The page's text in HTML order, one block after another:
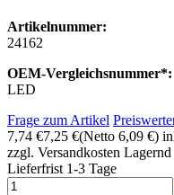
Artikelnummer:
24162
OEM-Vergleichsnummer*:
LED
Frage zum Artikel
7,74 €7,25 €(Netto 6,09 €)
zzgl. Versandkosten Lagernd
Lieferfrist 1-3 Tage